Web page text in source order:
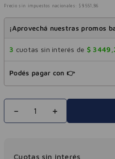
Precio sin impuestos nacionales: $ 8551 ,86
¡Aprovechá nuestras promos
3 cuotas sin interés de $ 3449 ,
Podés pagar con 👉
＋
－
Cuotas sin interés